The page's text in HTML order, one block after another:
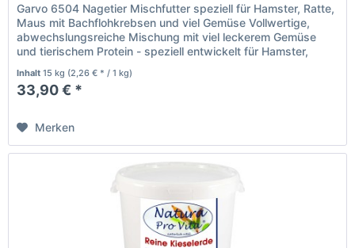
Garvo 6504 Nagetier Mischfutter speziell für Hamster, Ratte,
Maus mit Bachflohkrebsen und viel Gemüse Vollwertige,
abwechslungsreiche Mischung mit viel leckerem Gemüse
und tierischem Protein - speziell entwickelt für Hamster,
Inhalt15 kg (2,26 € * / 1 kg)
33,90 € *
Merken